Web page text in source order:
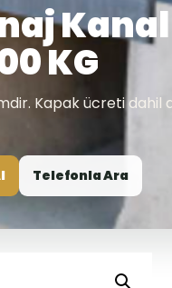
KG
Kapak ücreti dahil
Telefonla Ara